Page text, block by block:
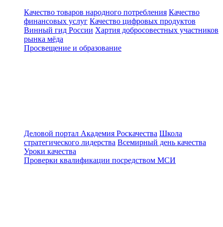
Качество товаров народного потребления Качество
финансовых услуг Качество цифровых продуктов
Винный гид России Хартия добросовестных участников
рынка мёда
Просвещение и образование
Деловой портал Академия Роскачества Школа
стратегического лидерства Всемирный день качества
Уроки качества
Проверки квалификации посредством МСИ